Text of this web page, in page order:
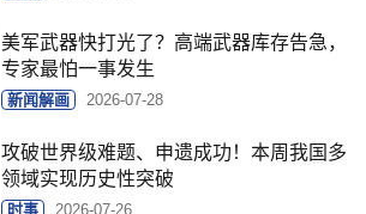
美军武器快打光了？高端武器库存告急，
专家最怕一事发生
新闻解画 2026-07-28
攻破世界级难题、申遗成功！本周我国多
领域实现历史性突破
时事 2026-07-26